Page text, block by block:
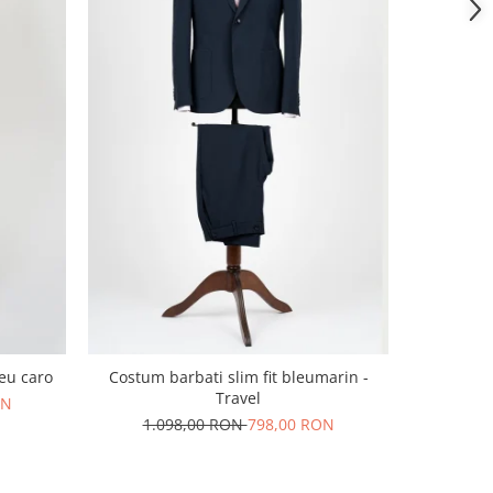
caro
Costum barbati slim fit bleumarin -
Travel
1.098,00 RON798,00 RON